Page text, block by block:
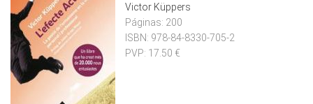
Victor Küppers
Páginas: 200
ISBN: 978-84-8330-705-2
PVP: 17.50 €